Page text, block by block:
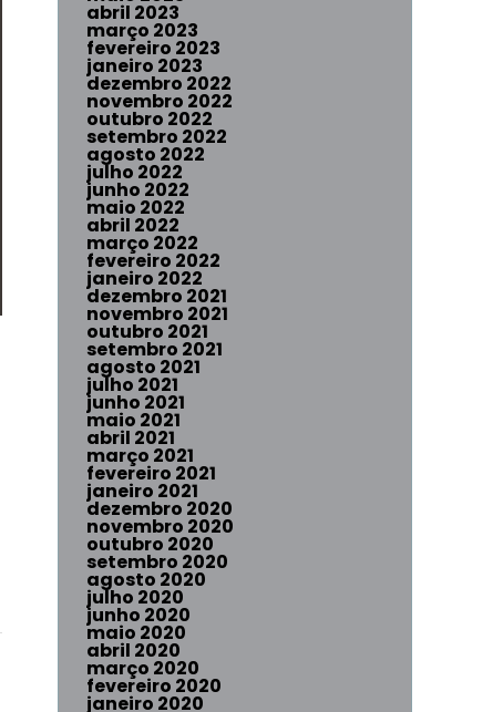
abril 2023
março 2023
fevereiro 2023
janeiro 2023
dezembro 2022
novembro 2022
outubro 2022
setembro 2022
agosto 2022
julho 2022
junho 2022
maio 2022
abril 2022
março 2022
fevereiro 2022
janeiro 2022
dezembro 2021
novembro 2021
outubro 2021
setembro 2021
agosto 2021
julho 2021
junho 2021
maio 2021
abril 2021
março 2021
fevereiro 2021
janeiro 2021
dezembro 2020
novembro 2020
outubro 2020
setembro 2020
agosto 2020
julho 2020
junho 2020
maio 2020
abril 2020
março 2020
fevereiro 2020
janeiro 2020